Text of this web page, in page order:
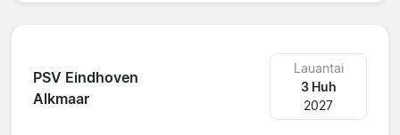
PSV Eindhoven
Alkmaar
Lauantai
3 Huh
2027